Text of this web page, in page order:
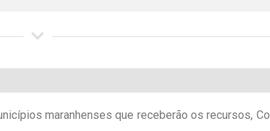
maranhenses que receberão os recursos,